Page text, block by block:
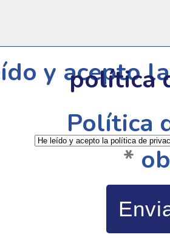
y acepto
política
Política
*